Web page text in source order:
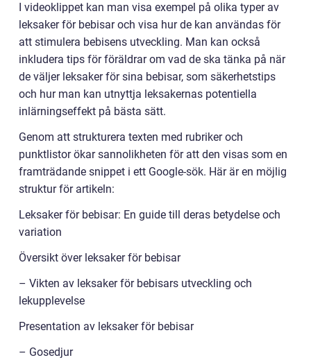
I videoklippet kan man visa exempel på olika typer av
leksaker för bebisar och visa hur de kan användas för
att stimulera bebisens utveckling. Man kan också
inkludera tips för föräldrar om vad de ska tänka på när
de väljer leksaker för sina bebisar, som säkerhetstips
och hur man kan utnyttja leksakernas potentiella
inlärningseffekt på bästa sätt.
Genom att strukturera texten med rubriker och
punktlistor ökar sannolikheten för att den visas som en
framträdande snippet i ett Google-sök. Här är en möjlig
struktur för artikeln:
Leksaker för bebisar: En guide till deras betydelse och
variation
Översikt över leksaker för bebisar
– Vikten av leksaker för bebisars utveckling och
lekupplevelse
Presentation av leksaker för bebisar
– Gosedjur